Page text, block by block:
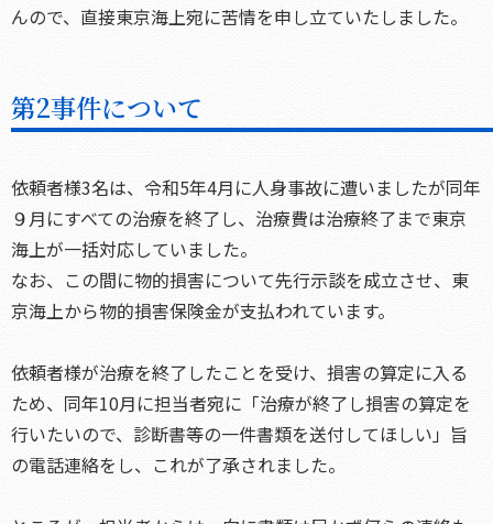
んので、直接東京海上宛に苦情を申し立ていたしました。
第2事件について
依頼者様3名は、令和5年4月に人身事故に遭いましたが同年
９月にすべての治療を終了し、治療費は治療終了まで東京
海上が一括対応していました。
なお、この間に物的損害について先行示談を成立させ、東
京海上から物的損害保険金が支払われています。
依頼者様が治療を終了したことを受け、損害の算定に入る
ため、同年10月に担当者宛に「治療が終了し損害の算定を
行いたいので、診断書等の一件書類を送付してほしい」旨
の電話連絡をし、これが了承されました。